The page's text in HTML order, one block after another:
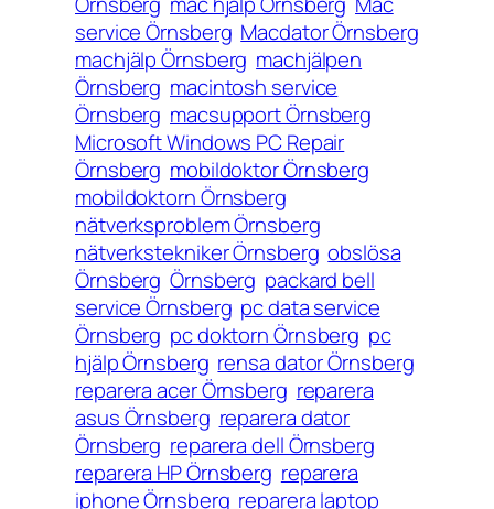
service Örnsberg Macdator Örnsberg
machjälp Örnsberg machjälpen
Örnsberg macintosh service
Örnsberg macsupport Örnsberg
Microsoft Windows PC Repair
Örnsberg mobildoktor Örnsberg
mobildoktorn Örnsberg
nätverksproblem Örnsberg
nätverkstekniker Örnsberg obslösa
Örnsberg Örnsberg packard bell
service Örnsberg pc data service
Örnsberg pc doktorn Örnsberg pc
hjälp Örnsberg rensa dator Örnsberg
reparera acer Örnsberg reparera
asus Örnsberg reparera dator
Örnsberg reparera dell Örnsberg
reparera HP Örnsberg reparera
iphone Örnsberg reparera laptop